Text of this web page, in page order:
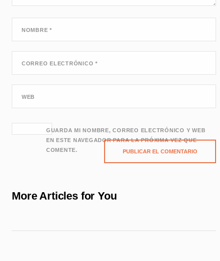
NOMBRE*
CORREO ELECTRÓNICO*
WEB
GUARDA MI NOMBRE, CORREO ELECTRÓNICO Y WEB
EN ESTE NAVEGADOR PARA LA PRÓXIMA VEZ QUE
COMENTE.
More Articles for You